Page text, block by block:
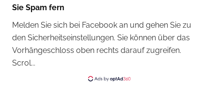
Sie Spam fern
Melden Sie sich bei Facebook an und gehen Sie zu
den Sicherheitseinstellungen. Sie können über das
Vorhängeschloss oben rechts darauf zugreifen.
Scrol...